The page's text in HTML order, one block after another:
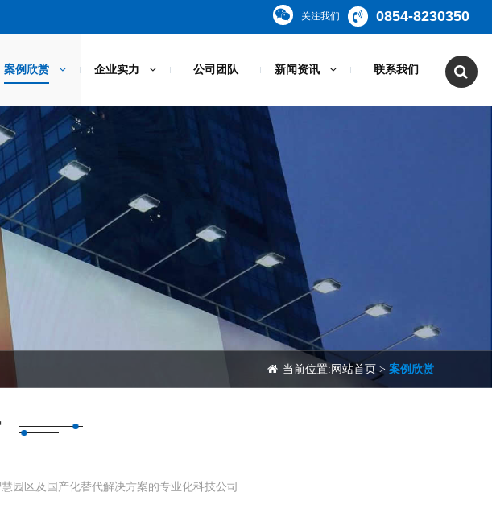
关注我们 0854-8230350
案例欣赏 企业实力 公司团队 新闻资讯 联系我们
当前位置: 网站首页> 案例欣赏
园区及国产化替代解决方案的专业化科技公司